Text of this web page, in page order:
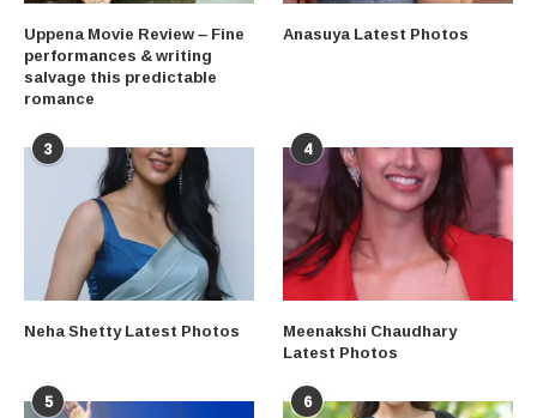
Uppena Movie Review – Fine
performances & writing
salvage this predictable
romance
Anasuya Latest Photos
3
Neha Shetty Latest Photos
4
Meenakshi Chaudhary
Latest Photos
5 6